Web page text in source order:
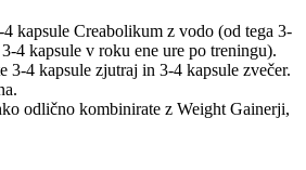
kapsule Creabolikum z vodo (od tega 3-
4 kapsule v roku ene ure po treningu).
3-4 kapsule zjutraj in 3-4 kapsule zvečer.
odlično kombinirate z Weight Gainerji,